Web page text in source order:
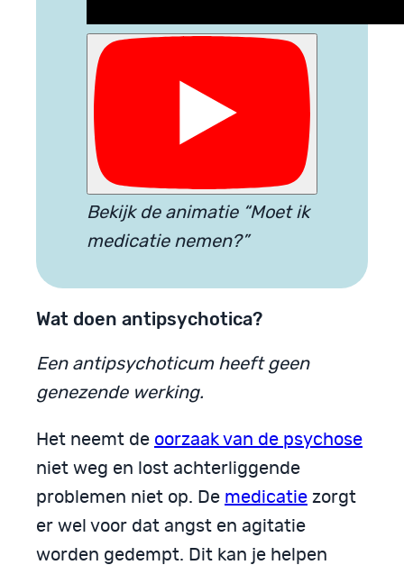
Bekijk de animatie “Moet ik
medicatie nemen?”
Wat doen antipsychotica?
Een antipsychoticum heeft geen
genezende werking.
Het neemt de oorzaak van de psychose
niet weg en lost achterliggende
problemen niet op. De medicatie zorgt
er wel voor dat angst en agitatie
worden gedempt. Dit kan je helpen